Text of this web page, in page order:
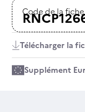
Code de la fiche
Télécharger la
Supplément